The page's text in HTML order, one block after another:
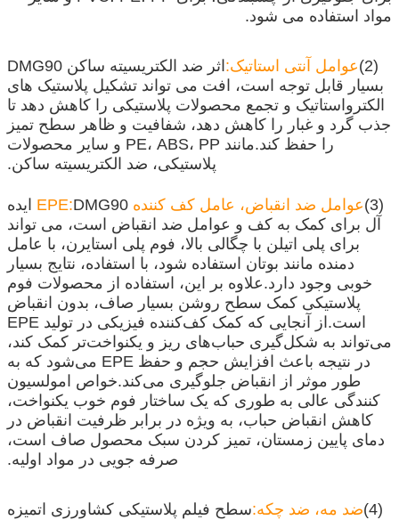
مواد استفاده می شود.
(2) عوامل آنتی استاتیک:
اثر ضد الکتریسیته ساکن DMG90
بسیار قابل توجه است، افت می تواند تشکیل پلاستیک های
الکترواستاتیک و تجمع محصولات پلاستیکی را کاهش دهد تا
جذب گرد و غبار را کاهش دهد، شفافیت و ظاهر سطح تمیز
را حفظ کند.مانند PE، ABS، PP و سایر محصولات
پلاستیکی، ضد الکتریسیته ساکن.
(3) عوامل ضد انقباض، عامل کف کننده EPE:
DMG90 ایده
آل برای کمک به کف و عوامل ضد انقباض است، می تواند
برای پلی اتیلن با چگالی بالا، فوم پلی استایرن، با عامل
دمنده مانند بوتان استفاده شود، با استفاده، نتایج بسیار
خوبی وجود دارد.علاوه بر این، استفاده از محصولات فوم
پلاستیکی کمک سطح روشن بسیار صاف، بدون انقباض
است.از آنجایی که کمک کف‌کننده فیزیکی در تولید EPE
می‌تواند به شکل‌گیری حباب‌های ریز و یکنواخت‌تر کمک کند،
در نتیجه باعث افزایش حجم و حفظ EPE می‌شود که به
طور موثر از انقباض جلوگیری می‌کند.خواص امولسیون
کنندگی عالی به طوری که یک ساختار فوم خوب یکنواخت،
کاهش انقباض حباب، به ویژه در برابر ظرفیت انقباض در
دمای پایین زمستان، تمیز کردن سبک محصول صاف است،
صرفه جویی در مواد اولیه.
(4) ضد مه، ضد چکه:سطح فیلم پلاستیکی کشاورزی اتمیزه